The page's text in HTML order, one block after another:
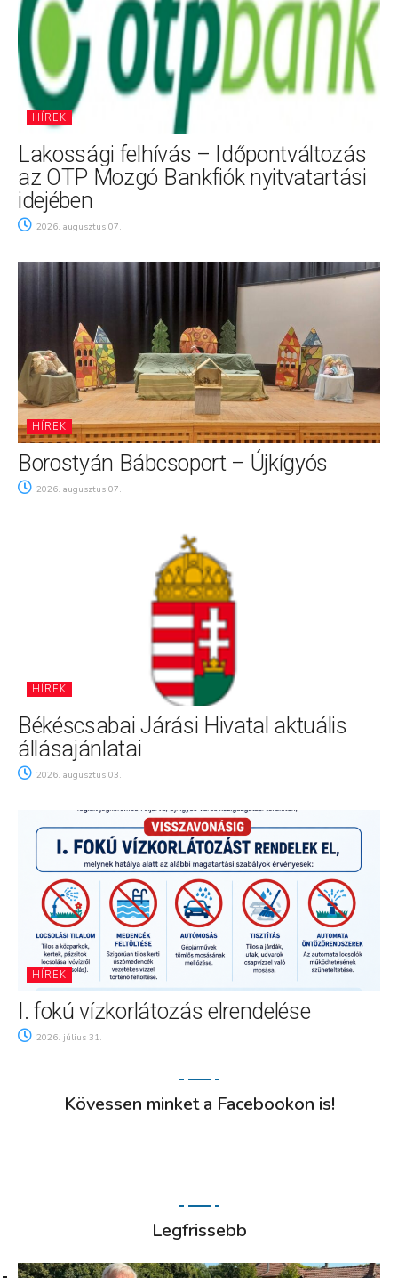
HÍREK
Lakossági felhívás – Időpontváltozás
az OTP Mozgó Bankfiók nyitvatartási
idejében
2026. augusztus 07.
HÍREK
Borostyán Bábcsoport – Újkígyós
2026. augusztus 07.
HÍREK
Békéscsabai Járási Hivatal aktuális
állásajánlatai
2026. augusztus 03.
HÍREK
I. fokú vízkorlátozás elrendelése
2026. július 31.
Kövessen minket a Facebookon is!
Legfrissebb